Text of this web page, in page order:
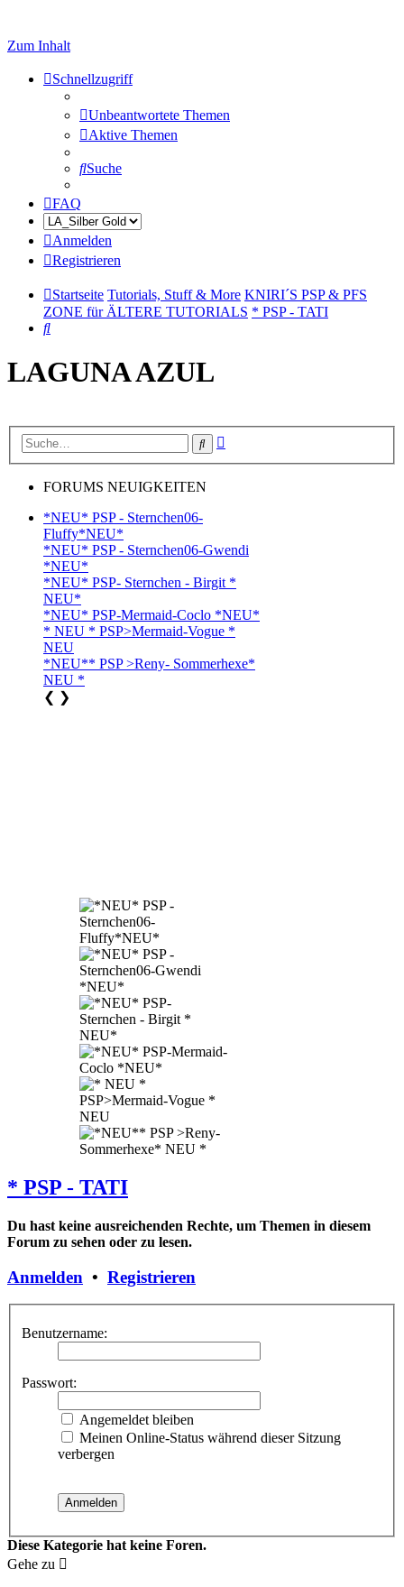
Zum Inhalt
Schnellzugriff
Unbeantwortete Themen
Aktive Themen
Suche
FAQ
Anmelden
Registrieren
Startseite Tutorials, Stuff & More KNIRI´S PSP & PFS
ZONE für ÄLTERE TUTORIALS * PSP - TATI
Suche
LAGUNA AZUL
Suche
FORUMS NEUIGKEITEN
*NEU* PSP - Sternchen06-
Fluffy*NEU*
*NEU* PSP - Sternchen06-Gwendi
*NEU*
*NEU* PSP- Sternchen - Birgit *
NEU*
*NEU* PSP-Mermaid-Coclo *NEU*
* NEU * PSP>Mermaid-Vogue *
NEU
*NEU** PSP >Reny- Sommerhexe*
NEU *
❮ ❯
* PSP - TATI
Du hast keine ausreichenden Rechte, um Themen in diesem
Forum zu sehen oder zu lesen.
Anmelden • Registrieren
Benutzername:
Passwort:
Angemeldet bleiben
Meinen Online-Status während dieser Sitzung
verbergen
Diese Kategorie hat keine Foren.
Gehe zu